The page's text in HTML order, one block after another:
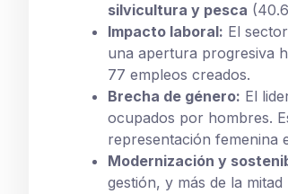
silvicultura y pesca
Impacto laboral: El
una apertura progresiva
77 empleos creados.
Brecha de género: El
ocupados por hombres.
representación femenina
Modernización y
gestión, y más de la